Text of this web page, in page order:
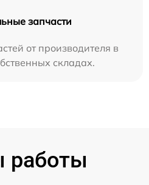
запчасти
от производителя в
складах.
работы